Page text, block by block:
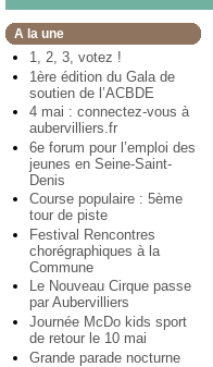
A la une
1, 2, 3, votez !
1ère édition du Gala de
soutien de l’ACBDE
4 mai : connectez-vous à
aubervilliers.fr
6e forum pour l’emploi des
jeunes en Seine-Saint-
Denis
Course populaire : 5ème
tour de piste
Festival Rencontres
chorégraphiques à la
Commune
Le Nouveau Cirque passe
par Aubervilliers
Journée McDo kids sport
de retour le 10 mai
Grande parade nocturne